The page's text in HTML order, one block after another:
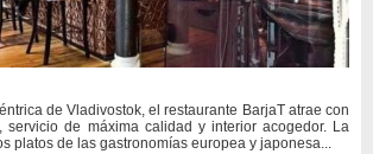
de Vladivostok, el restaurante BarjaT atrae con
servicio de máxima calidad y interior acogedor. La
platos de las gastronomías europea y japonesa...